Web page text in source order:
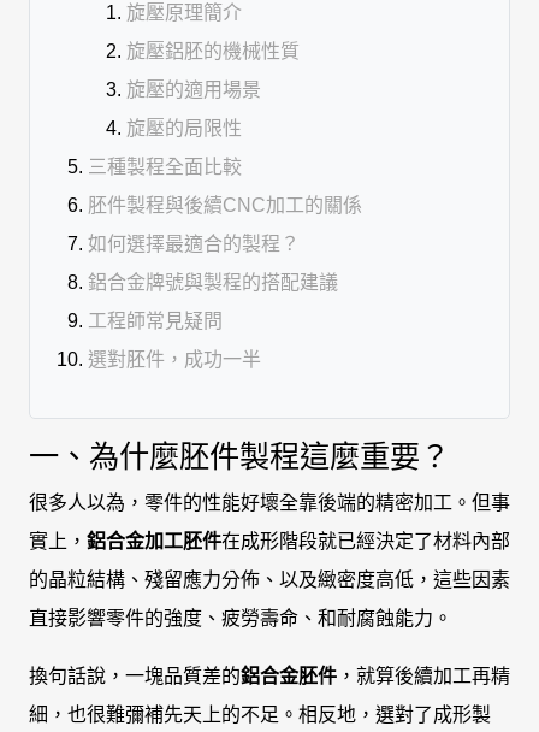
旋壓原理簡介
旋壓鋁胚的機械性質
旋壓的適用場景
旋壓的局限性
三種製程全面比較
胚件製程與後續CNC加工的關係
如何選擇最適合的製程？
鋁合金牌號與製程的搭配建議
工程師常見疑問
選對胚件，成功一半
一、為什麼胚件製程這麼重要？
很多人以為，零件的性能好壞全靠後端的精密加工。但事
實上， 鋁合金加工胚件在成形階段就已經決定了材料內部
的晶粒結構、殘留應力分佈、以及緻密度高低，這些因素
直接影響零件的強度、疲勞壽命、和耐腐蝕能力。
換句話說，一塊品質差的鋁合金胚件 ，就算後續加工再精
細，也很難彌補先天上的不足。相反地，選對了成形製